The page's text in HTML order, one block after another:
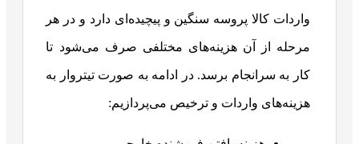
واردات کالا پروسه سنگین و پیچیده‌ای دارد و در هر
مرحله از آن هزینه‌های مختلفی صرف می‌شود تا
کار به سرانجام برسد. در ادامه به صورت تیتروار به
هزینه‌های واردات و ترخیص می‌پردازیم: